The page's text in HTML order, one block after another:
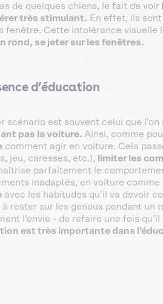
de quelques chiens, le fait de voir
très stimulant. En effet, ils
fenêtre. Cette intolérance visuelle
rond, se jeter sur les fenêtres.
d’éducation
scénario est souvent celui que
pas la voiture. Ainsi, comme
comment agir en voiture. Cela
jeu, caresses, etc.),
limiter les
parfaitement le
inadaptés, en voiture
avec les habitudes qu’il va devoir
à rester sur les genoux pendant
l’envie - de refaire une fois
est très importante dans